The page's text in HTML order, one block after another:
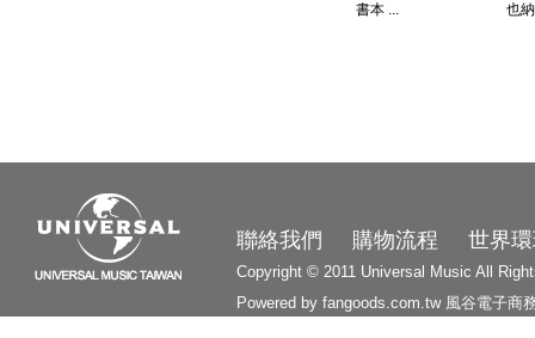
書本 ...
也
聯絡我們 購物流程 世界
Copyright © 2011 Universal Music All
Powered by fangoods.com.tw 風谷電子商